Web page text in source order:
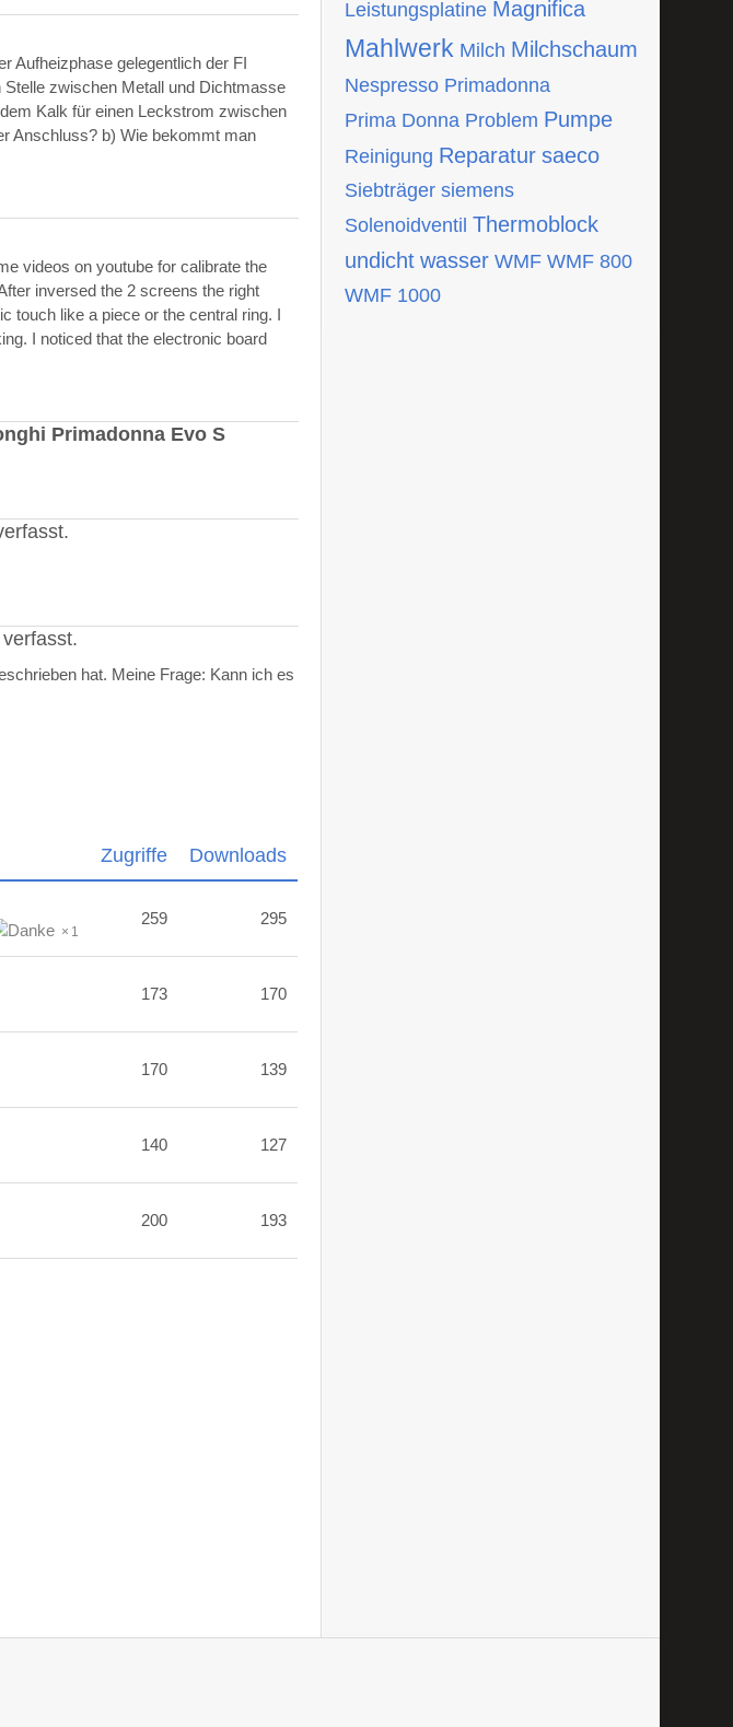
Aufheizphase gelegentlich der FI
zwischen Metall und Dichtmasse
Kalk für einen Leckstrom zwischen
Anschluss? b) Wie bekommt man
videos on youtube for calibrate the
inversed the 2 screens the right
touch like a piece or the central ring. I
I noticed that the electronic board
Primadonna Evo S
verfasst.
hat. Meine Frage: Kann ich es
Zugriffe Downloads
1
259 295
173 170
170 139
140 127
200 193
Leistungsplatine Magnifica
Mahlwerk Milch Milchschaum
Nespresso Primadonna
Prima Donna Problem Pumpe
Reinigung Reparatur saeco
Siebträger siemens
Solenoidventil Thermoblock
undicht wasser WMF WMF 800
WMF 1000